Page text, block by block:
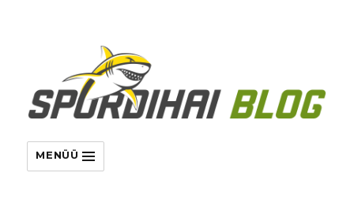
MENÜÜ